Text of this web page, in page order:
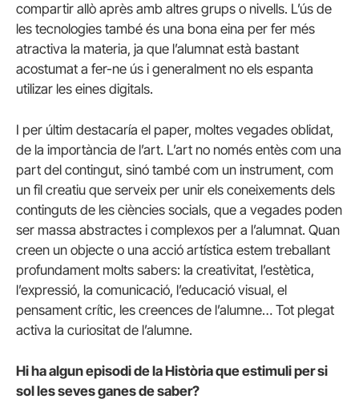
compartir allò après amb altres grups o nivells. L’ús de
les tecnologies també és una bona eina per fer més
atractiva la materia, ja que l’alumnat està bastant
acostumat a fer-ne ús i generalment no els espanta
utilizar les eines digitals.
I per últim destacaría el paper, moltes vegades oblidat,
de la importància de l’art. L’art no només entès com una
part del contingut, sinó també com un instrument, com
un fil creatiu que serveix per unir els coneixements dels
continguts de les ciències socials, que a vegades poden
ser massa abstractes i complexos per a l’alumnat. Quan
creen un objecte o una acció artística estem treballant
profundament molts sabers: la creativitat, l’estètica,
l’expressió, la comunicació, l’educació visual, el
pensament crític, les creences de l’alumne… Tot plegat
activa la curiositat de l’alumne.
Hi ha algun episodi de la Història que estimuli per si
sol les seves ganes de saber?